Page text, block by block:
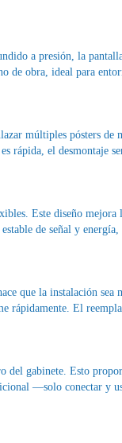
a presión, la
de obra, ideal para
múltiples pósters de
rápida, el desmontaje
Este diseño
de señal y energía,
que la instalación sea
rápidamente. El
del gabinete. Esto
—solo conectar y